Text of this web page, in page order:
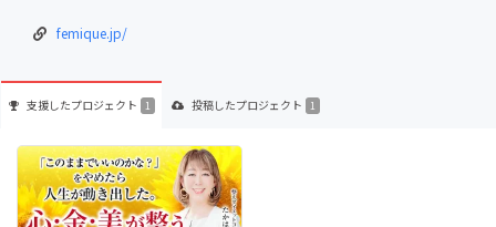
femique.jp/
支援したプロジェクト 1 投稿したプロジェクト 1